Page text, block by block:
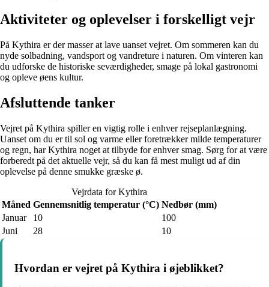
Aktiviteter og oplevelser i forskelligt vejr
På Kythira er der masser at lave uanset vejret. Om sommeren kan du
nyde solbadning, vandsport og vandreture i naturen. Om vinteren kan
du udforske de historiske seværdigheder, smage på lokal gastronomi
og opleve øens kultur.
Afsluttende tanker
Vejret på Kythira spiller en vigtig rolle i enhver rejseplanlægning.
Uanset om du er til sol og varme eller foretrækker milde temperaturer
og regn, har Kythira noget at tilbyde for enhver smag. Sørg for at være
forberedt på det aktuelle vejr, så du kan få mest muligt ud af din
oplevelse på denne smukke græske ø.
Vejrdata for Kythira
Måned Gennemsnitlig temperatur (°C) Nedbør (mm)
Januar
10
100
Juni
28 10
Hvordan er vejret på Kythira i øjeblikket?